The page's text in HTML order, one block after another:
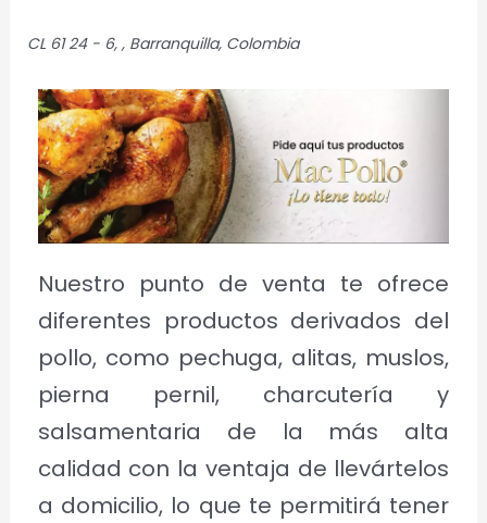
CL 61 24 - 6, , Barranquilla, Colombia
Nuestro punto de venta te ofrece
diferentes productos derivados del
pollo, como pechuga, alitas, muslos,
pierna pernil, charcutería y
salsamentaria de la más alta
calidad con la ventaja de llevártelos
a domicilio, lo que te permitirá tener